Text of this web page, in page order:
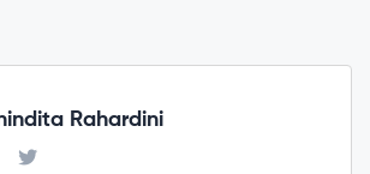
Rahardini